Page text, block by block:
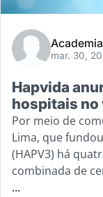
mar. 30,
Hapvida
hospitais no
Por meio de
Lima, que
(HAPV3) há
combinada de
...